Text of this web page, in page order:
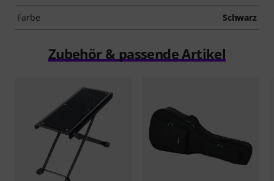
Farbe Schwarz
Zubehör & passende Artikel